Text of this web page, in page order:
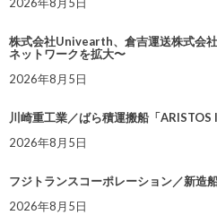
2026年8月5日
株式会社Univearth、倉吉運送株式会
ネットワークを拡大〜
2026年8月5日
川崎重工業／ばら積運搬船「ARISTOS
2026年8月5日
フジトランスコーポレーション／新造
2026年8月5日